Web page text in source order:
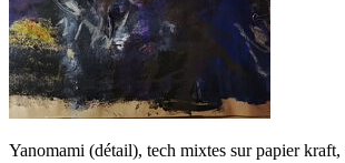
Yanomami (détail), tech mixtes sur papier